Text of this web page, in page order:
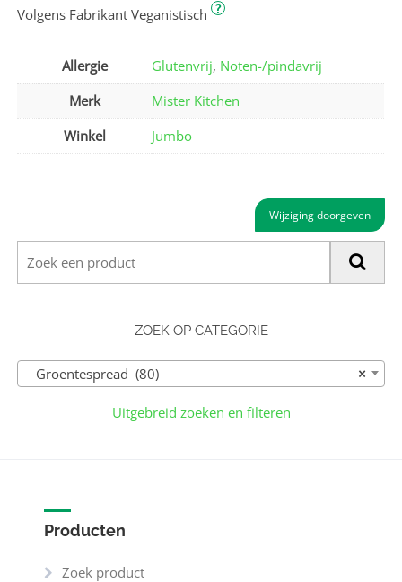
Volgens Fabrikant Veganistisch ?
Allergie Glutenvrij, Noten-/pindavrij
Merk
Mister Kitchen
Winkel
Jumbo
Wijziging doorgeven
ZOEK OP CATEGORIE
×
Groentespread (80)
Uitgebreid zoeken en filteren
Producten
Zoek product